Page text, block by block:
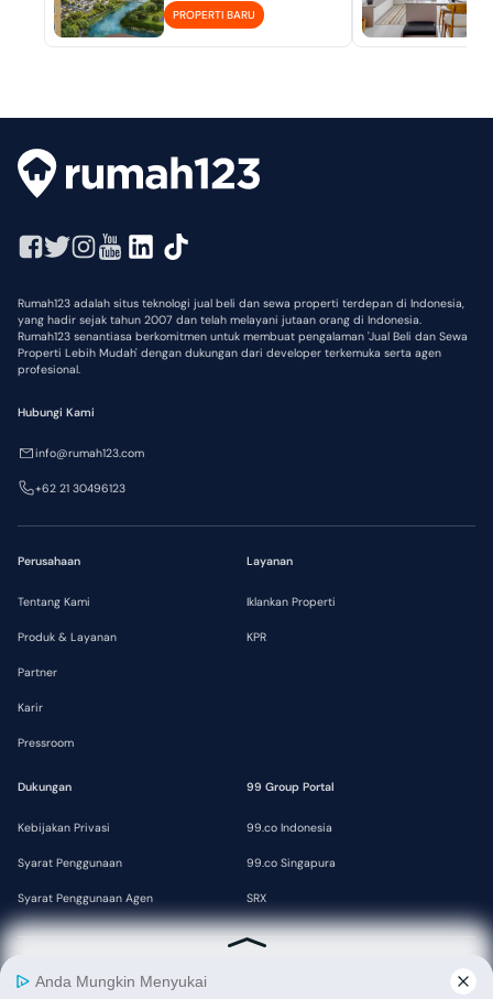
PROPERTI BARU
Rumah123 adalah situs teknologi jual beli dan sewa properti terdepan di Indonesia,
yang hadir sejak tahun 2007 dan telah melayani jutaan orang di Indonesia.
Rumah123 senantiasa berkomitmen untuk membuat pengalaman 'Jual Beli dan Sewa
Properti Lebih Mudah' dengan dukungan dari developer terkemuka serta agen
profesional.
Perusahaan
Tentang Kami
Produk & Layanan
Partner
Karir
Pressroom
Layanan
Iklankan Properti
KPR
Dukungan
Kebijakan Privasi
Syarat Penggunaan
Syarat Penggunaan Agen
99 Group Portal
99.co Indonesia
99.co Singapura
SRX
Hubungi Kami
info@rumah123.com
+62 21 30496123